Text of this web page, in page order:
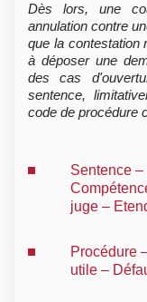
Dès lors, une
annulation contre
que la contestation
à déposer une
des cas
sentence,
code de procédure
Sentence
juge –
Procédure
utile –